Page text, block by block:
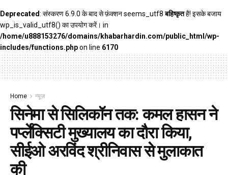
Deprecated: संस्करण 6.9.0 के बाद से फ़ंक्शन seems_utf8बहिष्कृतहै! इसके बजाय
wp_is_valid_utf8() का उपयोग करें। in
/home/u888153276/domains/khabarhardin.com/public_html/wp-
includes/functions.phpon line 6170
Home न्यूज़
सिनेमा से सिलिकॉन तक: कमल हासन ने
पर्प्लेक्सिटी मुख्यालय का दौरा किया,
सीईओ अरविंद श्रीनिवास से मुलाकात
की